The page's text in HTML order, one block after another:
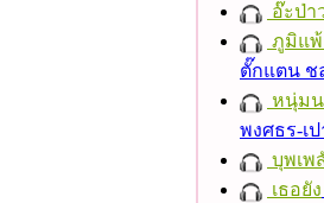
อ๊ะป่า
ภูมิแพ้
ตั๊กแตน ช
หนุ่มน
พงศธร-เ
บุพเพ
เธอยัง